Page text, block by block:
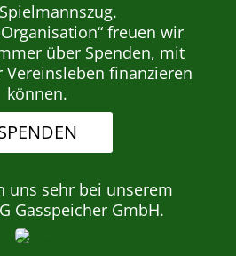
freuen wir
über Spenden, mit
finanzieren
können.
uns sehr bei unserem
Gasspeicher GmbH.